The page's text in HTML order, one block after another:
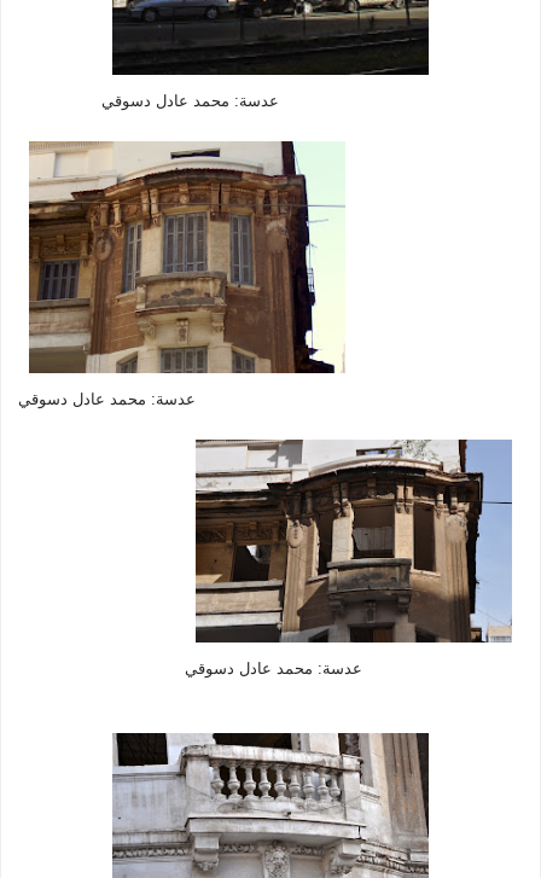
عدسة: محمد عادل دسوقي
عدسة: محمد عادل دسوقي
عدسة: محمد عادل دسوقي